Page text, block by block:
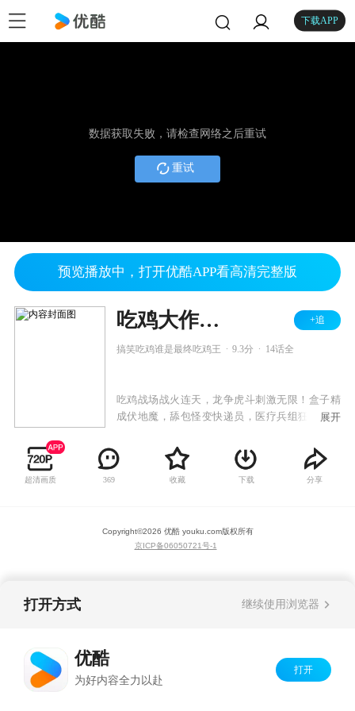
下载APP
数据获取失败，请检查网络之后重试
重试
预览播放中，打开优酷APP看高清完整版
吃鸡大作战 第一季 +追
搞笑吃鸡谁是最终吃鸡王 9.3分 14话全
吃鸡战场战火连天，龙争虎斗刺激无限！盒子精
成伏地魔，舔包怪变快递员，医疗兵组狂暴战，
作战！
展开
超清画质 369 收藏 下载 分享
Copyright©2026 优酷 youku.com版权所有
京ICP备06050721号-1
打开方式 继续使用浏览器
优酷
为好内容全力以赴
打开